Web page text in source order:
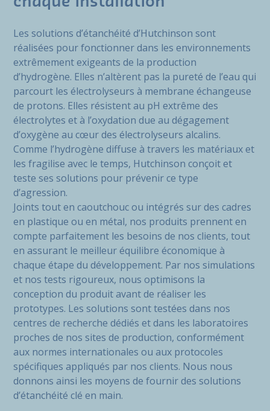
Les solutions d’étanchéité d’Hutchinson sont
réalisées pour fonctionner dans les environnements
extrêmement exigeants de la production
d’hydrogène. Elles n’altèrent pas la pureté de l’eau qui
parcourt les électrolyseurs à membrane échangeuse
de protons. Elles résistent au pH extrême des
électrolytes et à l’oxydation due au dégagement
d’oxygène au cœur des électrolyseurs alcalins.
Comme l’hydrogène diffuse à travers les matériaux et
les fragilise avec le temps, Hutchinson conçoit et
teste ses solutions pour prévenir ce type
d’agression.
Joints tout en caoutchouc ou intégrés sur des cadres
en plastique ou en métal, nos produits prennent en
compte parfaitement les besoins de nos clients, tout
en assurant le meilleur équilibre économique à
chaque étape du développement. Par nos simulations
et nos tests rigoureux, nous optimisons la
conception du produit avant de réaliser les
prototypes. Les solutions sont testées dans nos
centres de recherche dédiés et dans les laboratoires
proches de nos sites de production, conformément
aux normes internationales ou aux protocoles
spécifiques appliqués par nos clients. Nous nous
donnons ainsi les moyens de fournir des solutions
d’étanchéité clé en main.